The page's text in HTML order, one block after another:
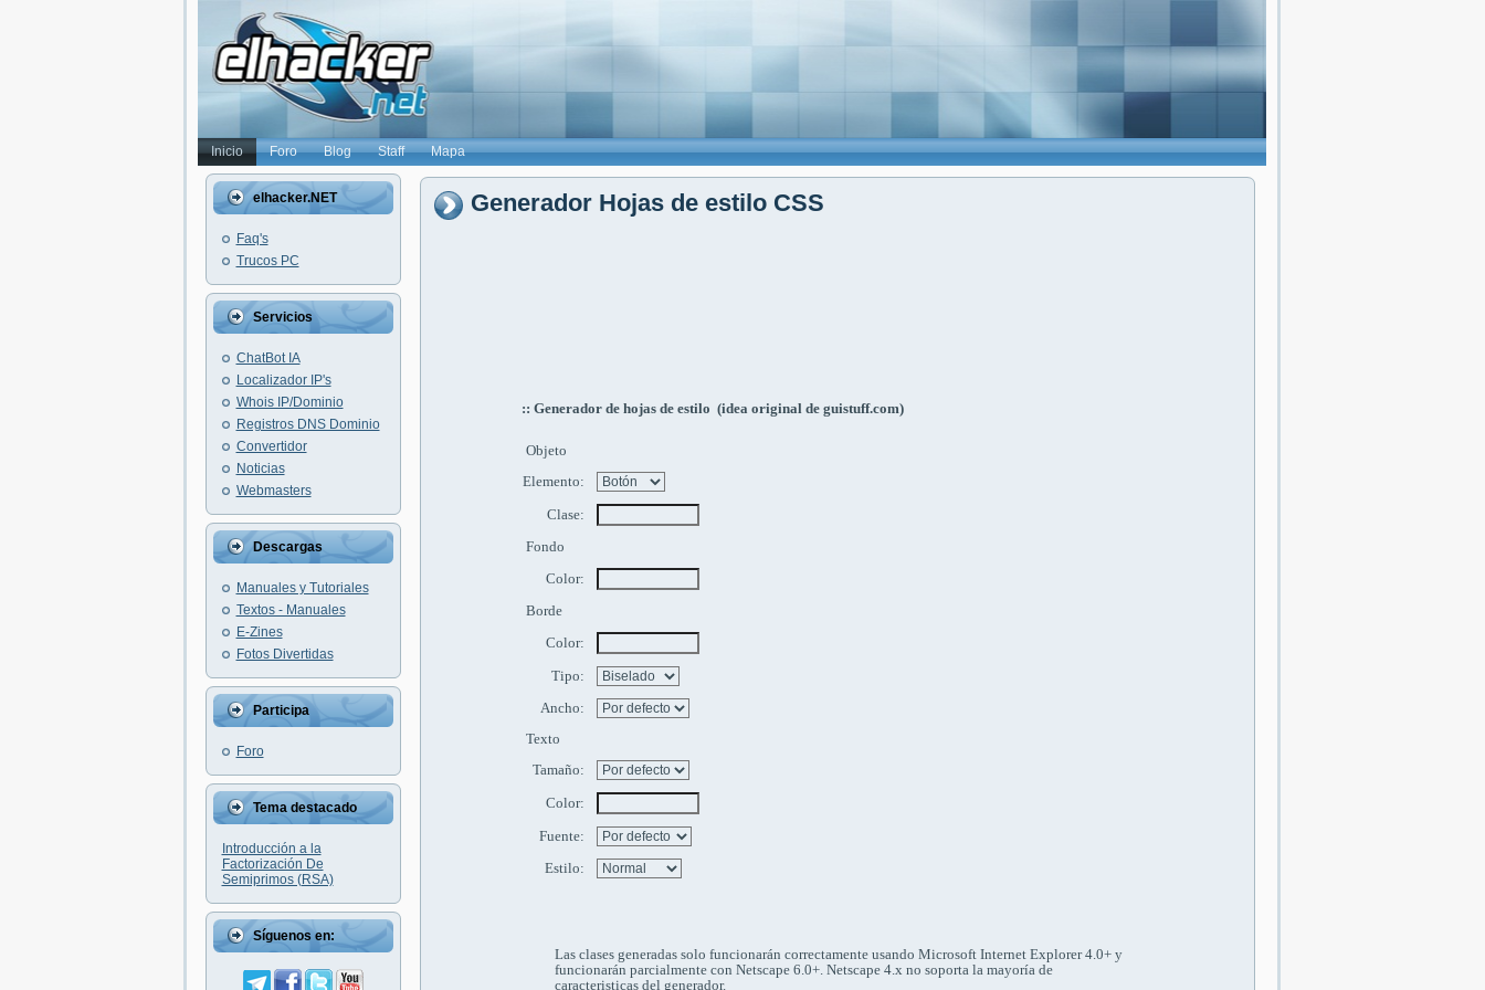
Inicio Foro Blog Staff Mapa
elhacker.NET
Faq's
Trucos PC
Servicios
ChatBot IA
Localizador IP's
Whois IP/Dominio
Registros DNS Dominio
Convertidor
Noticias
Webmasters
Descargas
Manuales y Tutoriales
Textos - Manuales
E-Zines
Fotos Divertidas
Participa
Foro
Tema destacado
Introducción a la
Factorización De
Semiprimos (RSA)
Síguenos en:
Generador Hojas de estilo CSS
:: Generador de hojas de estilo (idea original de guistuff.com)
Objeto
Elemento:
Clase:
Fondo
Color:
Borde
Color:
Tipo:
Ancho:
Texto
Tamaño:
Color:
Fuente:
Estilo:
Las clases generadas solo funcionarán correctamente usando Microsoft Internet Explorer 4.0+ y
funcionarán parcialmente con Netscape 6.0+. Netscape 4.x no soporta la mayoría de
caracteristicas del generador.